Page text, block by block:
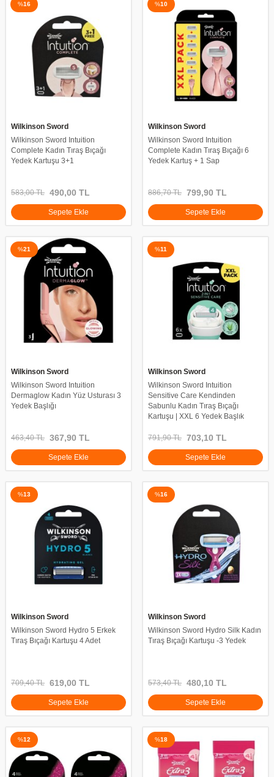
%16
Wilkinson Sword
Wilkinson Sword Intuition
Complete Kadın Tıraş Bıçağı
Yedek Kartuşu 3+1
583,00TL 490,00 TL
Sepete Ekle
%10
Wilkinson Sword
Wilkinson Sword Intuition
Complete Kadın Tıraş Bıçağı 6
Yedek Kartuş + 1 Sap
886,70TL 799,90 TL
Sepete Ekle
%21
Wilkinson Sword
Wilkinson Sword Intuition
Dermaglow Kadın Yüz Usturası 3
Yedek Başlığı
463,40TL 367,90 TL
Sepete Ekle
%11
Wilkinson Sword
Wilkinson Sword Intuition
Sensitive Care Kendinden
Sabunlu Kadın Tıraş Bıçağı
Kartuşu | XXL 6 Yedek Başlık
791,90TL 703,10 TL
Sepete Ekle
%13
Wilkinson Sword
Wilkinson Sword Hydro 5 Erkek
Tıraş Bıçağı Kartuşu 4 Adet
709,40TL 619,00 TL
Sepete Ekle
%16
Wilkinson Sword
Wilkinson Sword Hydro Silk Kadın
Tıraş Bıçağı Kartuşu -3 Yedek
573,40TL 480,10 TL
Sepete Ekle
%12 %18